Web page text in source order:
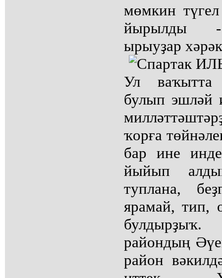
мөмкин
йырылды -
ырыуҙар
Ул ваҡытта
булып эшләй
ҡорға
бар ине
йыйып
туплана,
ярамай, тип,
райондың
район